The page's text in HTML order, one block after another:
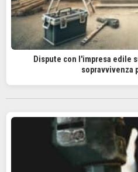
Dispute con l'impresa edile
sopravvivenza